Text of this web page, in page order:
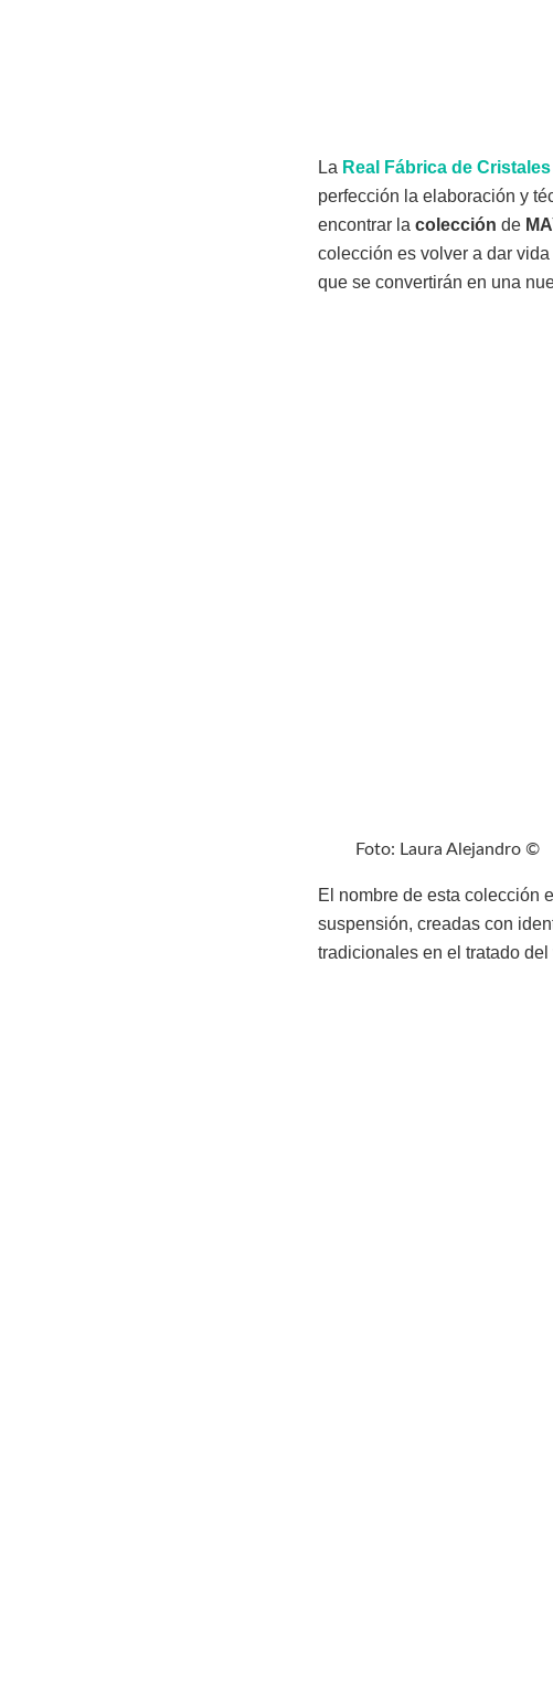
La Real Fábrica de Cristales
perfección la elaboración y
encontrar la colección de
colección es volver a dar
que se convertirán en una
Foto: Laura Alejandro ©
El nombre de esta colección
suspensión, creadas con
tradicionales en el tratado del